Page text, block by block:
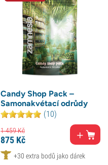
Candy Shop Pack –
Samonakvétací odrůdy
(10)
1 459Kč
875 Kč
+30 extra bodů jako dárek